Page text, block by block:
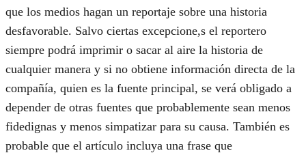
que los medios hagan un reportaje sobre una historia
desfavorable. Salvo ciertas excepcione,s el reportero
siempre podrá imprimir o sacar al aire la historia de
cualquier manera y si no obtiene información directa de la
compañía, quien es la fuente principal, se verá obligado a
depender de otras fuentes que probablemente sean menos
fidedignas y menos simpatizar para su causa. También es
probable que el artículo incluya una frase que